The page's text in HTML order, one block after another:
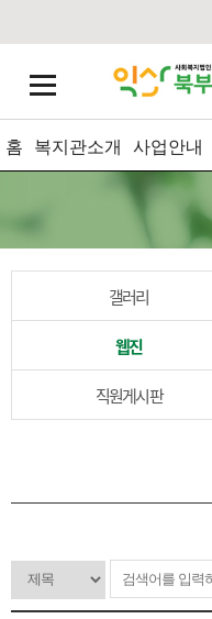
홈 복지관소개 사업안내
갤러리
웹진
직원게시판